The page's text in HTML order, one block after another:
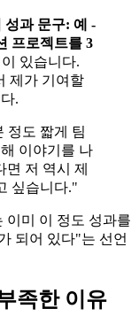
성과 문구: 예 -
프로젝트를 3
있습니다.
제가 기여할
.
정도 짧게 팀
이야기를 나
면 저 역시 제
싶습니다."
이미 이 정도 성과를
되어 있다"는 선언
족한 이유